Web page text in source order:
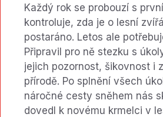
Každý rok se probouzí s
kontroluje, zda je o lesní
postaráno. Letos ale
Připravil pro ně stezku s
jejich pozornost, šikovnost i
přírodě. Po splnění všech
náročné cesty sněhem nás
dovedl k novému krmelci v